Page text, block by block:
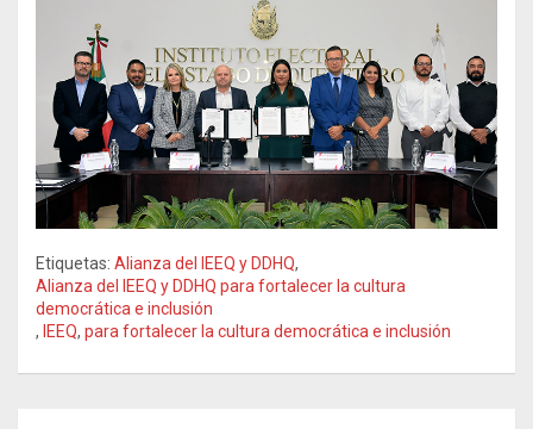
Etiquetas: Alianza del IEEQ y DDHQ,
Alianza del IEEQ y DDHQ para fortalecer la cultura
democrática e inclusión
, IEEQ, para fortalecer la cultura democrática e inclusión